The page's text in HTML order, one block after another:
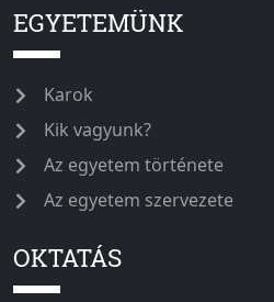
EGYETEMÜNK
Karok
Kik vagyunk?
Az egyetem története
Az egyetem szervezete
OKTATÁS